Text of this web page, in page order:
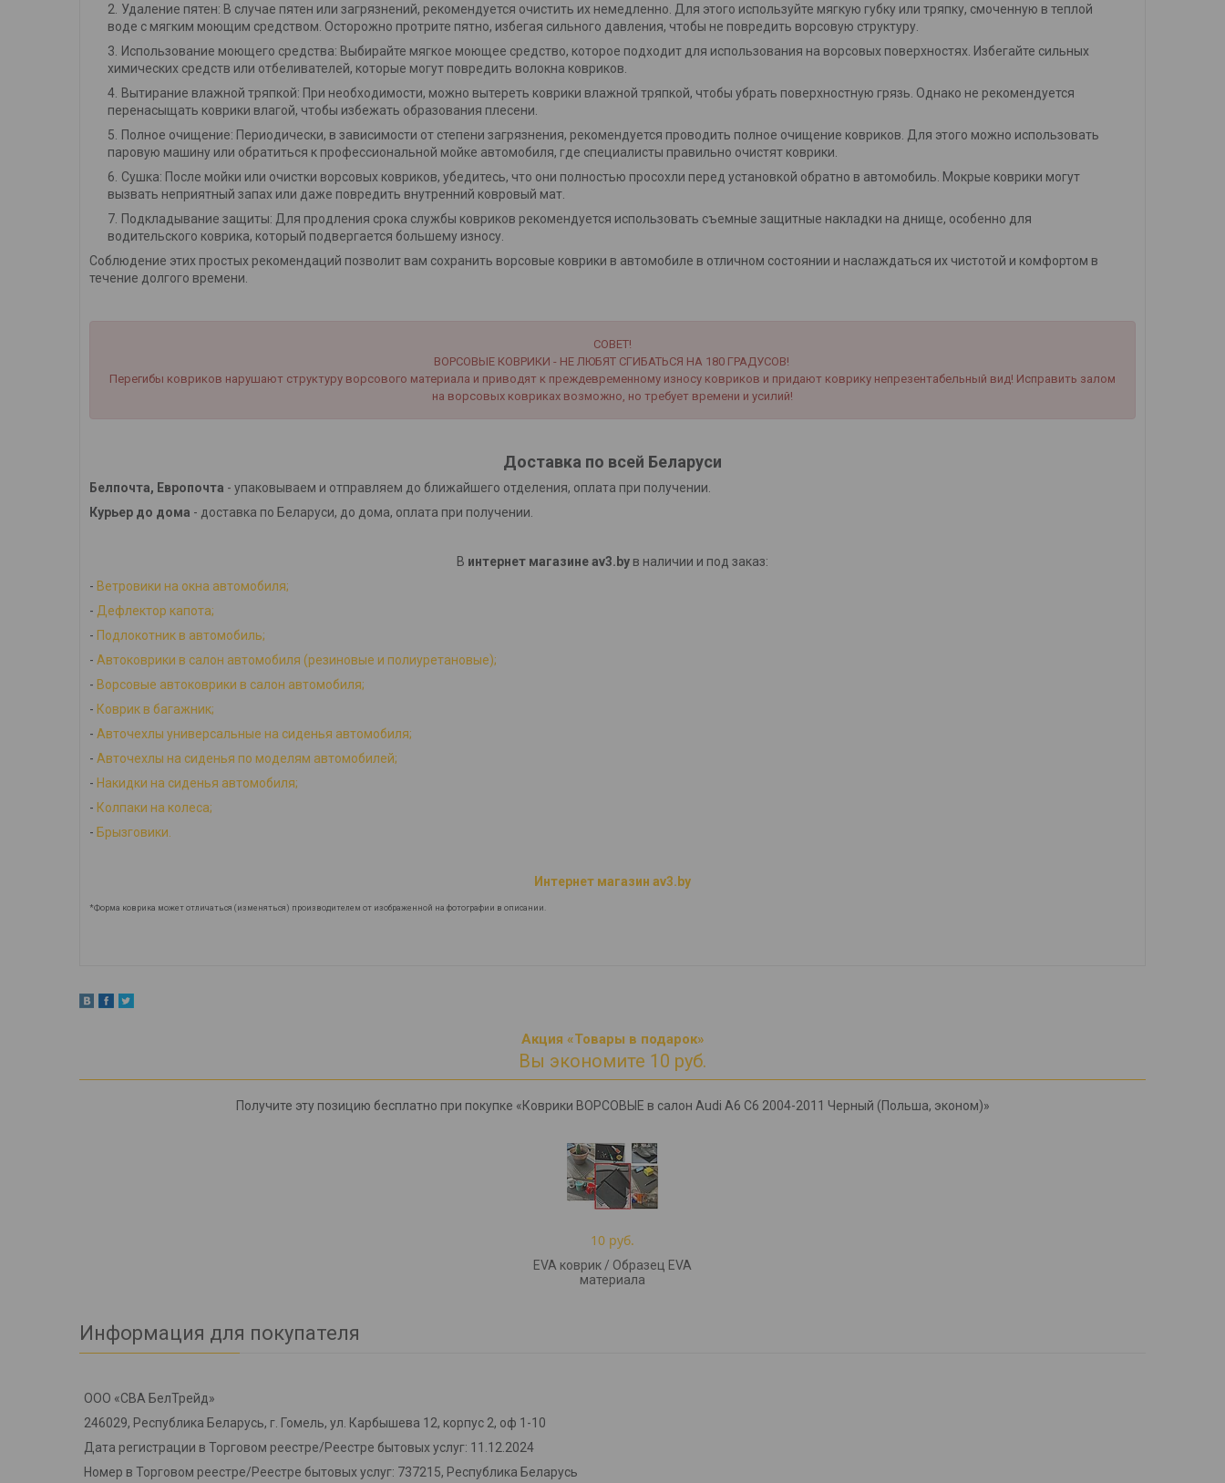
Удаление пятен: В случае пятен или загрязнений, рекомендуется очистить их немедленно. Для этого используйте мягкую губку или тряпку, смоченную в теплой
воде с мягким моющим средством. Осторожно протрите пятно, избегая сильного давления, чтобы не повредить ворсовую структуру.
Использование моющего средства: Выбирайте мягкое моющее средство, которое подходит для использования на ворсовых поверхностях. Избегайте сильных
химических средств или отбеливателей, которые могут повредить волокна ковриков.
Вытирание влажной тряпкой: При необходимости, можно вытереть коврики влажной тряпкой, чтобы убрать поверхностную грязь. Однако не рекомендуется
перенасыщать коврики влагой, чтобы избежать образования плесени.
Полное очищение: Периодически, в зависимости от степени загрязнения, рекомендуется проводить полное очищение ковриков. Для этого можно использовать
паровую машину или обратиться к профессиональной мойке автомобиля, где специалисты правильно очистят коврики.
Сушка: После мойки или очистки ворсовых ковриков, убедитесь, что они полностью просохли перед установкой обратно в автомобиль. Мокрые коврики могут
вызвать неприятный запах или даже повредить внутренний ковровый мат.
Подкладывание защиты: Для продления срока службы ковриков рекомендуется использовать съемные защитные накладки на днище, особенно для
водительского коврика, который подвергается большему износу.
Соблюдение этих простых рекомендаций позволит вам сохранить ворсовые коврики в автомобиле в отличном состоянии и наслаждаться их чистотой и комфортом в
течение долгого времени.
СОВЕТ!
ВОРСОВЫЕ КОВРИКИ - НЕ ЛЮБЯТ СГИБАТЬСЯ НА 180 ГРАДУСОВ!
Перегибы ковриков нарушают структуру ворсового материала и приводят к преждевременному износу ковриков и придают коврику непрезентабельный вид! Исправить залом
на ворсовых ковриках возможно, но требует времени и усилий!
Доставка по всей Беларуси
Белпочта, Европочта - упаковываем и отправляем до ближайшего отделения, оплата при получении.
Курьер до дома - доставка по Беларуси, до дома, оплата при получении.
В интернет магазине av3.by в наличии и под заказ:
- Ветровики на окна автомобиля;
- Дефлектор капота;
- Подлокотник в автомобиль;
- Автоковрики в салон автомобиля (резиновые и полиуретановые);
- Ворсовые автоковрики в салон автомобиля;
- Коврик в багажник;
- Авточехлы универсальные на сиденья автомобиля;
- Авточехлы на сиденья по моделям автомобилей;
- Накидки на сиденья автомобиля;
- Колпаки на колеса;
- Брызговики.
Интернет магазин av3.by
*Форма коврика может отличаться (изменяться) производителем от изображенной на фотографии в описании.
Акция «Товары в подарок»
Вы экономите 10 руб.
Получите эту позицию бесплатно при покупке «Коврики ВОРСОВЫЕ в салон Audi A6 C6 2004-2011 Черный (Польша, эконом)»
10 руб.
EVA коврик / Образец EVA
материала
Информация для покупателя
ООО «СВА БелТрейд»
246029, Республика Беларусь, г. Гомель, ул. Карбышева 12, корпус 2, оф 1-10
Дата регистрации в Торговом реестре/Реестре бытовых услуг: 11.12.2024
Номер в Торговом реестре/Реестре бытовых услуг: 737215, Республика Беларусь